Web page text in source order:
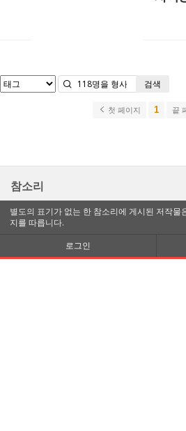
검색
첫 페이지 1 끝
참소리
별도의 표기가 없는 한 참소리에 게시된 저작물
지를 따릅니다.
로그인